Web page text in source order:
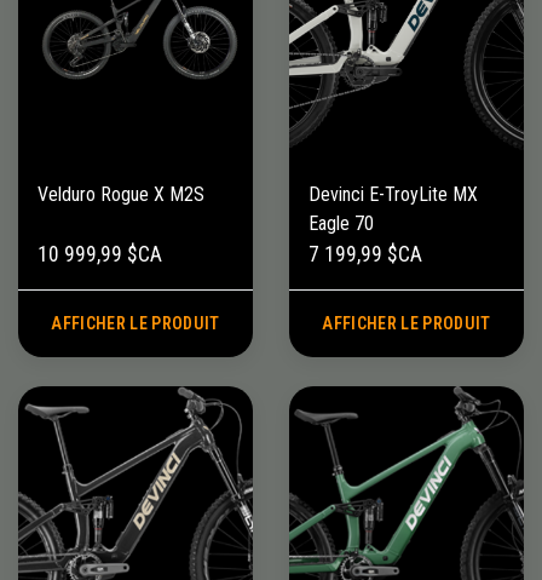
Velduro Rogue X M2S
10 999,99 $CA
AFFICHER LE PRODUIT
Devinci E-TroyLite MX
Eagle 70
7 199,99 $CA
AFFICHER LE PRODUIT